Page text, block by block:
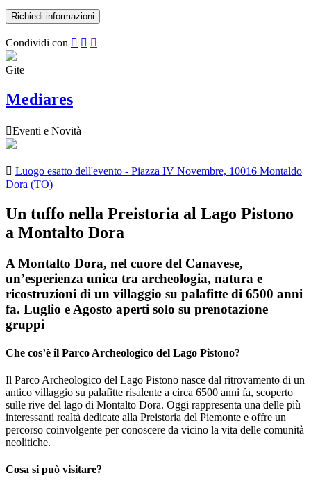
Condividi con   
Gite
Mediares
Eventi e Novità
 Luogo esatto dell'evento - Piazza IV Novembre, 10016 Montaldo
Dora (TO)
Un tuffo nella Preistoria al Lago Pistono
a Montalto Dora
A Montalto Dora, nel cuore del Canavese,
un’esperienza unica tra archeologia, natura e
ricostruzioni di un villaggio su palafitte di 6500 anni
fa. Luglio e Agosto aperti solo su prenotazione
gruppi
Che cos’è il Parco Archeologico del Lago Pistono?
Il Parco Archeologico del Lago Pistono nasce dal ritrovamento di un
antico villaggio su palafitte risalente a circa 6500 anni fa, scoperto
sulle rive del lago di Montalto Dora. Oggi rappresenta una delle più
interessanti realtà dedicate alla Preistoria del Piemonte e offre un
percorso coinvolgente per conoscere da vicino la vita delle comunità
neolitiche.
Cosa si può visitare?